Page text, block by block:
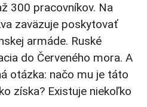
300 pracovníkov. Na
zaväzuje poskytovať
armáde. Ruské
do Červeného mora. A
otázka: načo mu je táto
získa? Existuje niekoľko